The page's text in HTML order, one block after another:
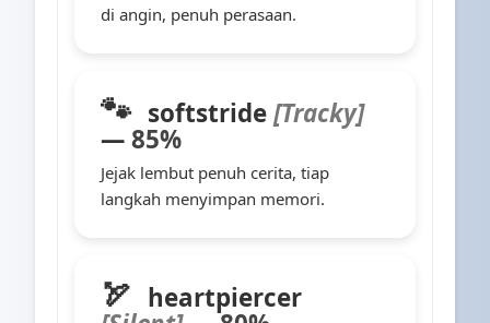
di angin, penuh perasaan.
🐾 softstride[Tracky]
—85%
Jejak lembut penuh cerita, tiap
langkah menyimpan memori.
🏹 heartpiercer